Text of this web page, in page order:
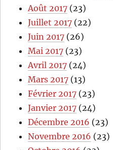
Août 2017 (23)
Juillet 2017 (22)
Juin 2017 (26)
Mai 2017 (23)
Avril 2017 (24)
Mars 2017 (13)
Février 2017 (23)
Janvier 2017 (24)
Décembre 2016 (23)
Novembre 2016 (23)